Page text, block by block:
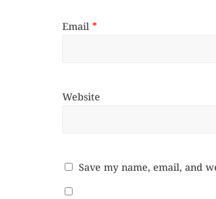
Email *
Website
Save my name, email, and